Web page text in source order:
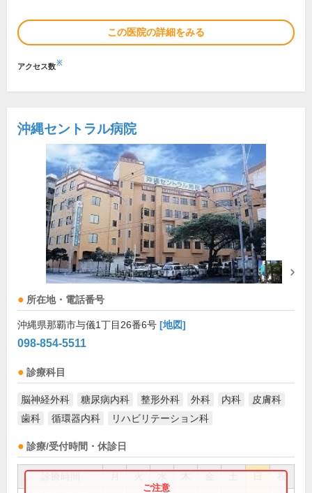
この医院の詳細をみる
アクセス数※
沖縄セントラル病院
所在地・電話番号
沖縄県那覇市与儀1丁目26番6号 [地図]
098-854-5511
診療科目
脳神経外科 糖尿病内科 整形外科 外科 内科
皮膚科
歯科
循環器内科 リハビリテーション科
診療/受付時間・休診日
祝